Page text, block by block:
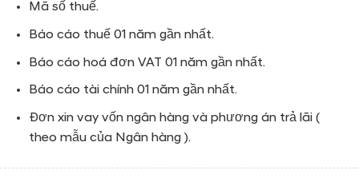
Mã số thuế.
Báo cáo thuế 01 năm gần nhất.
Báo cáo hoá đơn VAT 01 năm gần nhất.
Báo cáo tài chính 01 năm gần nhất.
Đơn xin vay vốn ngân hàng và phương án trả lãi (
theo mẫu của Ngân hàng ).